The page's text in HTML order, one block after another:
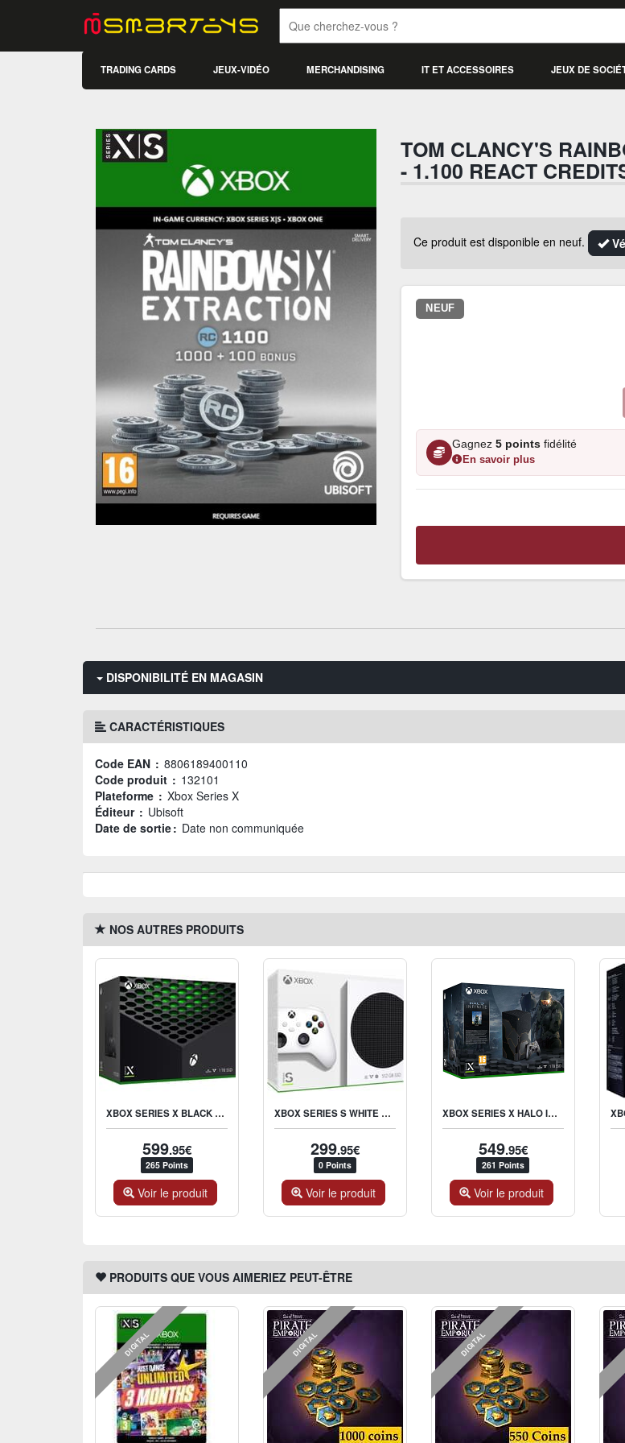
TRADING CARDS JEUX-VIDÉO MERCHANDISING IT ET ACCESSOIRES JEUX DE
TOM CLANCY'S
- 1.100 REACT
Ce produit est disponible en neuf.
NEUF
Gagnez5 points fidélité
En savoir plus
DISPONIBILITÉ EN MAGASIN
CARACTÉRISTIQUES
Code EAN : 8806189400110
Code produit : 132101
Plateforme : Xbox Series X
Éditeur : Ubisoft
Date de sortie : Date non communiquée
NOS AUTRES PRODUITS
XBOX SERIES X BLACK 1TB SSD
599.95€
265 Points
Voir le produit
XBOX SERIES S WHITE 512GB SSD
299.95€
0 Points
Voir le produit
XBOX SERIES X HALO INFINITE LIMITED EDITION
549.95€
261 Points
Voir le produit
PRODUITS QUE VOUS AIMERIEZ PEUT-ÊTRE
DIGITAL DIGITAL DIGITAL